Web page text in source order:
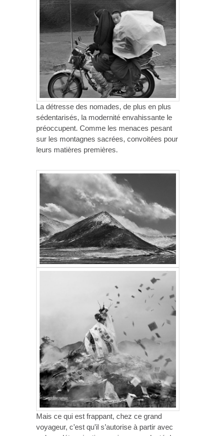
La détresse des nomades, de plus en plus
sédentarisés, la modernité envahissante le
préoccupent. Comme les menaces pesant
sur les montagnes sacrées, convoitées pour
leurs matières premières.
Mais ce qui est frappant, chez ce grand
voyageur, c’est qu’il s’autorise à partir avec